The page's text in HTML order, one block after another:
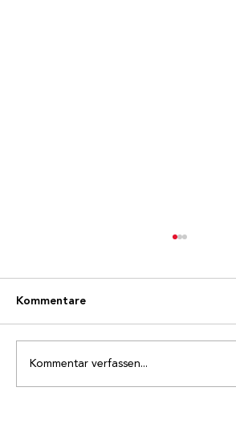
Kommentare
Kommentar verfassen...